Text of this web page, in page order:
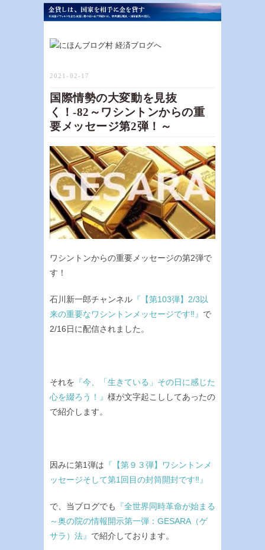
2021-02-17
国際情勢の大変動を見抜
く！-82～ワシントンからの重
要メッセージ第2弾！～
ワシントンからの重要メッセージの第2弾で
す！
石川新一郎チャンネル 『【第103弾】2/3以
来の重要なワシントンメッセージです‼』 で
2/16日に配信されました。
それを 『今、「生きている」その日に感じた
心を綴ろう！』 様が文字起こししてあったの
で紹介します。
因みに第1弾は 『【第９３弾】ワシントンメ
ッセージそして第1回目の封筒開封です‼』
で、当ブログでも
『全世界同時革命が始まる
～奥の院の情報開示第一弾：GESARA（ゲ
サラ）法』 で紹介しております。